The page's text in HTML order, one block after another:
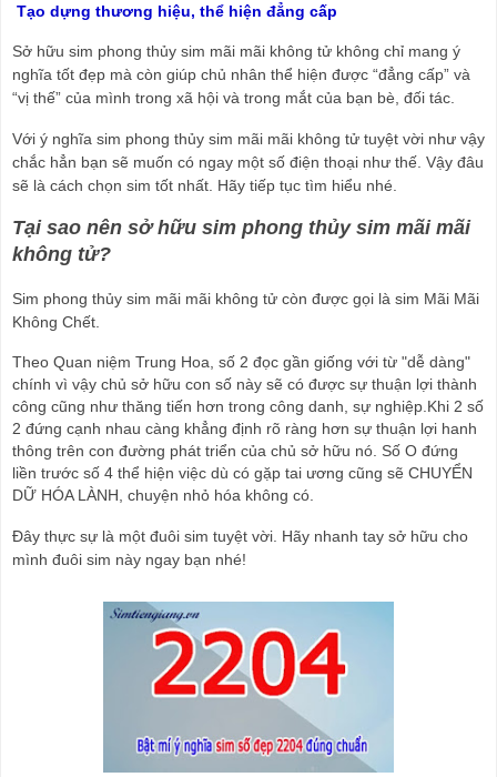
Tạo dựng thương hiệu, thể hiện đẳng cấp
Sở hữu sim phong thủy sim mãi mãi không tử không chỉ mang ý
nghĩa tốt đẹp mà còn giúp chủ nhân thể hiện được “đẳng cấp” và
“vị thế” của mình trong xã hội và trong mắt của bạn bè, đối tác.
Với ý nghĩa sim phong thủy sim mãi mãi không tử tuyệt vời như vậy
chắc hẳn bạn sẽ muốn có ngay một số điện thoại như thế. Vậy đâu
sẽ là cách chọn sim tốt nhất. Hãy tiếp tục tìm hiểu nhé.
Tại sao nên sở hữu sim phong thủy sim mãi mãi
không tử?
Sim phong thủy sim mãi mãi không tử còn được gọi là sim Mãi Mãi
Không Chết.
Theo Quan niệm Trung Hoa, số 2 đọc gần giống với từ "dễ dàng"
chính vì vậy chủ sở hữu con số này sẽ có được sự thuận lợi thành
công cũng như thăng tiến hơn trong công danh, sự nghiệp.Khi 2 số
2 đứng cạnh nhau càng khẳng định rõ ràng hơn sự thuận lợi hanh
thông trên con đường phát triển của chủ sở hữu nó. Số O đứng
liền trước số 4 thể hiện việc dù có gặp tai ương cũng sẽ CHUYỂN
DỮ HÓA LÀNH, chuyện nhỏ hóa không có.
Đây thực sự là một đuôi sim tuyệt vời. Hãy nhanh tay sở hữu cho
mình đuôi sim này ngay bạn nhé!